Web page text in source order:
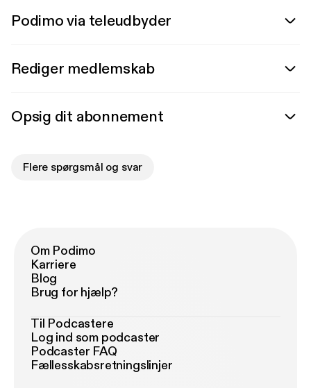
Podimo via teleudbyder
Rediger medlemskab
Opsig dit abonnement
Flere spørgsmål og svar
Om Podimo
Karriere
Blog
Brug for hjælp?
Til Podcastere
Log ind som podcaster
Podcaster FAQ
Fællesskabsretningslinjer